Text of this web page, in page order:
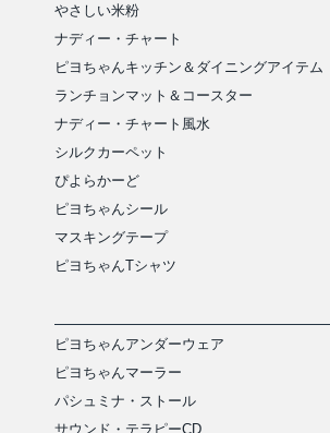
やさしい米粉
ナディー・チャート
ピヨちゃんキッチン＆ダイニングアイテム
ランチョンマット＆コースター
ナディー・チャート風水
シルクカーペット
ぴよらかーど
ピヨちゃんシール
マスキングテープ
ピヨちゃんTシャツ
ピヨちゃんアンダーウェア
ピヨちゃんマーラー
パシュミナ・ストール
サウンド・テラピーCD